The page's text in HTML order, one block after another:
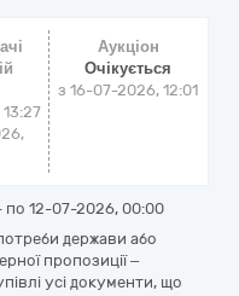
Аукціон
Очікується
з16-07-2026, 12:01
по 12-07-2026, 00:00
держави або
пропозиції –
усі документи, що